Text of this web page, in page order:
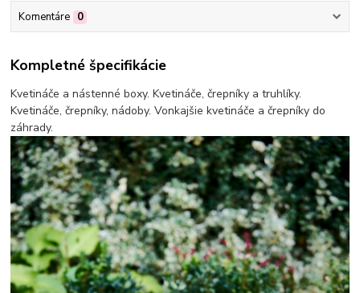
Komentáre 0
Kompletné špecifikácie
Kvetináče a nástenné boxy. Kvetináče, črepníky a truhlíky.
Kvetináče, črepníky, nádoby. Vonkajšie kvetináče a črepníky do
záhrady.